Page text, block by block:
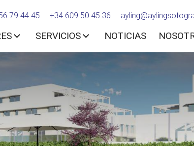
79 44 45 +34 609 50 45 36
SERVICIOS NOTICIAS